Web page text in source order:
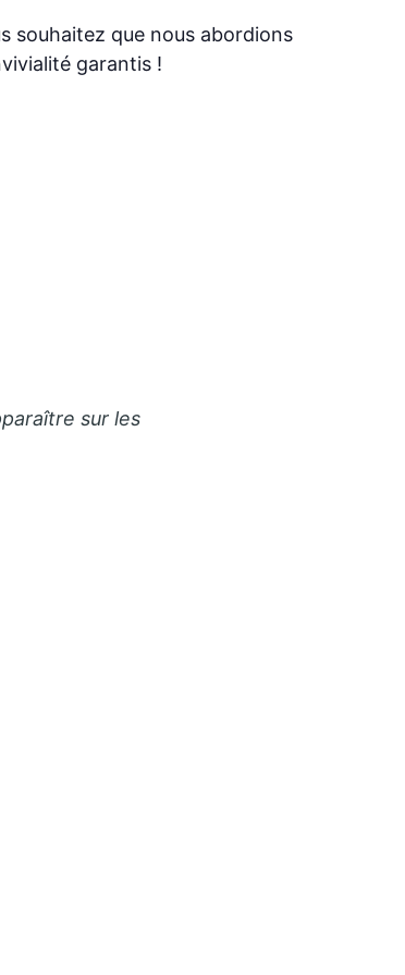
souhaitez que nous abordions
garantis !
sur les